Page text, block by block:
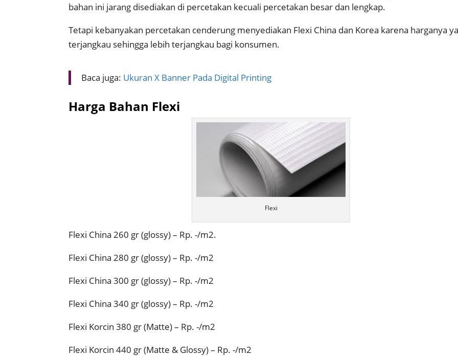
bahan ini jarang disediakan di percetakan kecuali percetakan besar dan lengkap.
Tetapi kebanyakan percetakan cenderung menyediakan Flexi China dan Korea karena harganya
terjangkau sehingga lebih terjangkau bagi konsumen.
Baca juga: Ukuran X Banner Pada Digital Printing
Harga Bahan Flexi
Flexi
Flexi China 260 gr (glossy) – Rp. -/m2.
Flexi China 280 gr (glossy) – Rp. -/m2
Flexi China 300 gr (glossy) – Rp. -/m2
Flexi China 340 gr (glossy) – Rp. -/m2
Flexi Korcin 380 gr (Matte) – Rp. -/m2
Flexi Korcin 440 gr (Matte & Glossy) – Rp. -/m2